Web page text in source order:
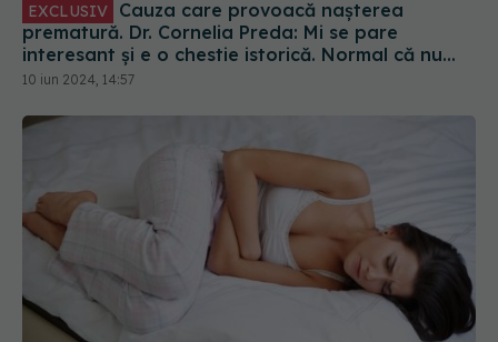
EXCLUSIV
prematură. Dr. Cornelia Preda: Mi se pare
interesant și e o chestie istorică. Normal că nu
poți să duci la termen
10 iun 2024, 14:57